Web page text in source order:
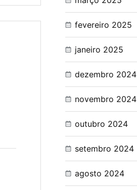
fevereiro 2025
janeiro 2025
dezembro 2024
novembro 2024
outubro 2024
setembro 2024
agosto 2024